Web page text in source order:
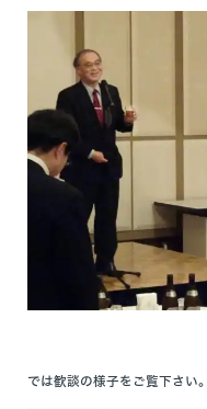
では歓談の様子をご覧下さい。